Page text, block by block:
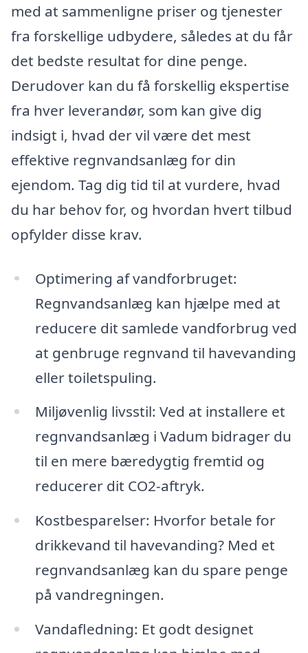
med at sammenligne priser og tjenester
fra forskellige udbydere, således at du får
det bedste resultat for dine penge.
Derudover kan du få forskellig ekspertise
fra hver leverandør, som kan give dig
indsigt i, hvad der vil være det mest
effektive regnvandsanlæg for din
ejendom. Tag dig tid til at vurdere, hvad
du har behov for, og hvordan hvert tilbud
opfylder disse krav.
Optimering af vandforbruget:
Regnvandsanlæg kan hjælpe med at
reducere dit samlede vandforbrug ved
at genbruge regnvand til havevanding
eller toiletspuling.
Miljøvenlig livsstil: Ved at installere et
regnvandsanlæg i Vadum bidrager du
til en mere bæredygtig fremtid og
reducerer dit CO2-aftryk.
Kostbesparelser: Hvorfor betale for
drikkevand til havevanding? Med et
regnvandsanlæg kan du spare penge
på vandregningen.
Vandafledning: Et godt designet